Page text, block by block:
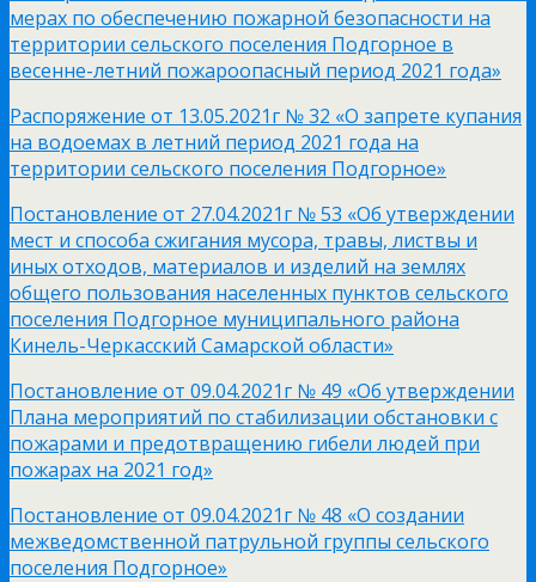
мерах по обеспечению пожарной безопасности на
территории сельского поселения Подгорное в
весенне-летний пожароопасный период 2021 года»
Распоряжение от 13.05.2021г № 32 «О запрете купания
на водоемах в летний период 2021 года на
территории сельского поселения Подгорное»
Постановление от 27.04.2021г № 53 «Об утверждении
мест и способа сжигания мусора, травы, листвы и
иных отходов, материалов и изделий на землях
общего пользования населенных пунктов сельского
поселения Подгорное муниципального района
Кинель-Черкасский Самарской области»
Постановление от 09.04.2021г № 49 «Об утверждении
Плана мероприятий по стабилизации обстановки с
пожарами и предотвращению гибели людей при
пожарах на 2021 год»
Постановление от 09.04.2021г № 48 «О создании
межведомственной патрульной группы сельского
поселения Подгорное»